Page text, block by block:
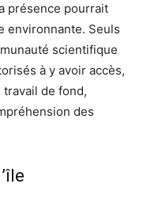
présence pourrait
environnante. Seuls
scientifique
à y avoir accès,
travail de fond,
des